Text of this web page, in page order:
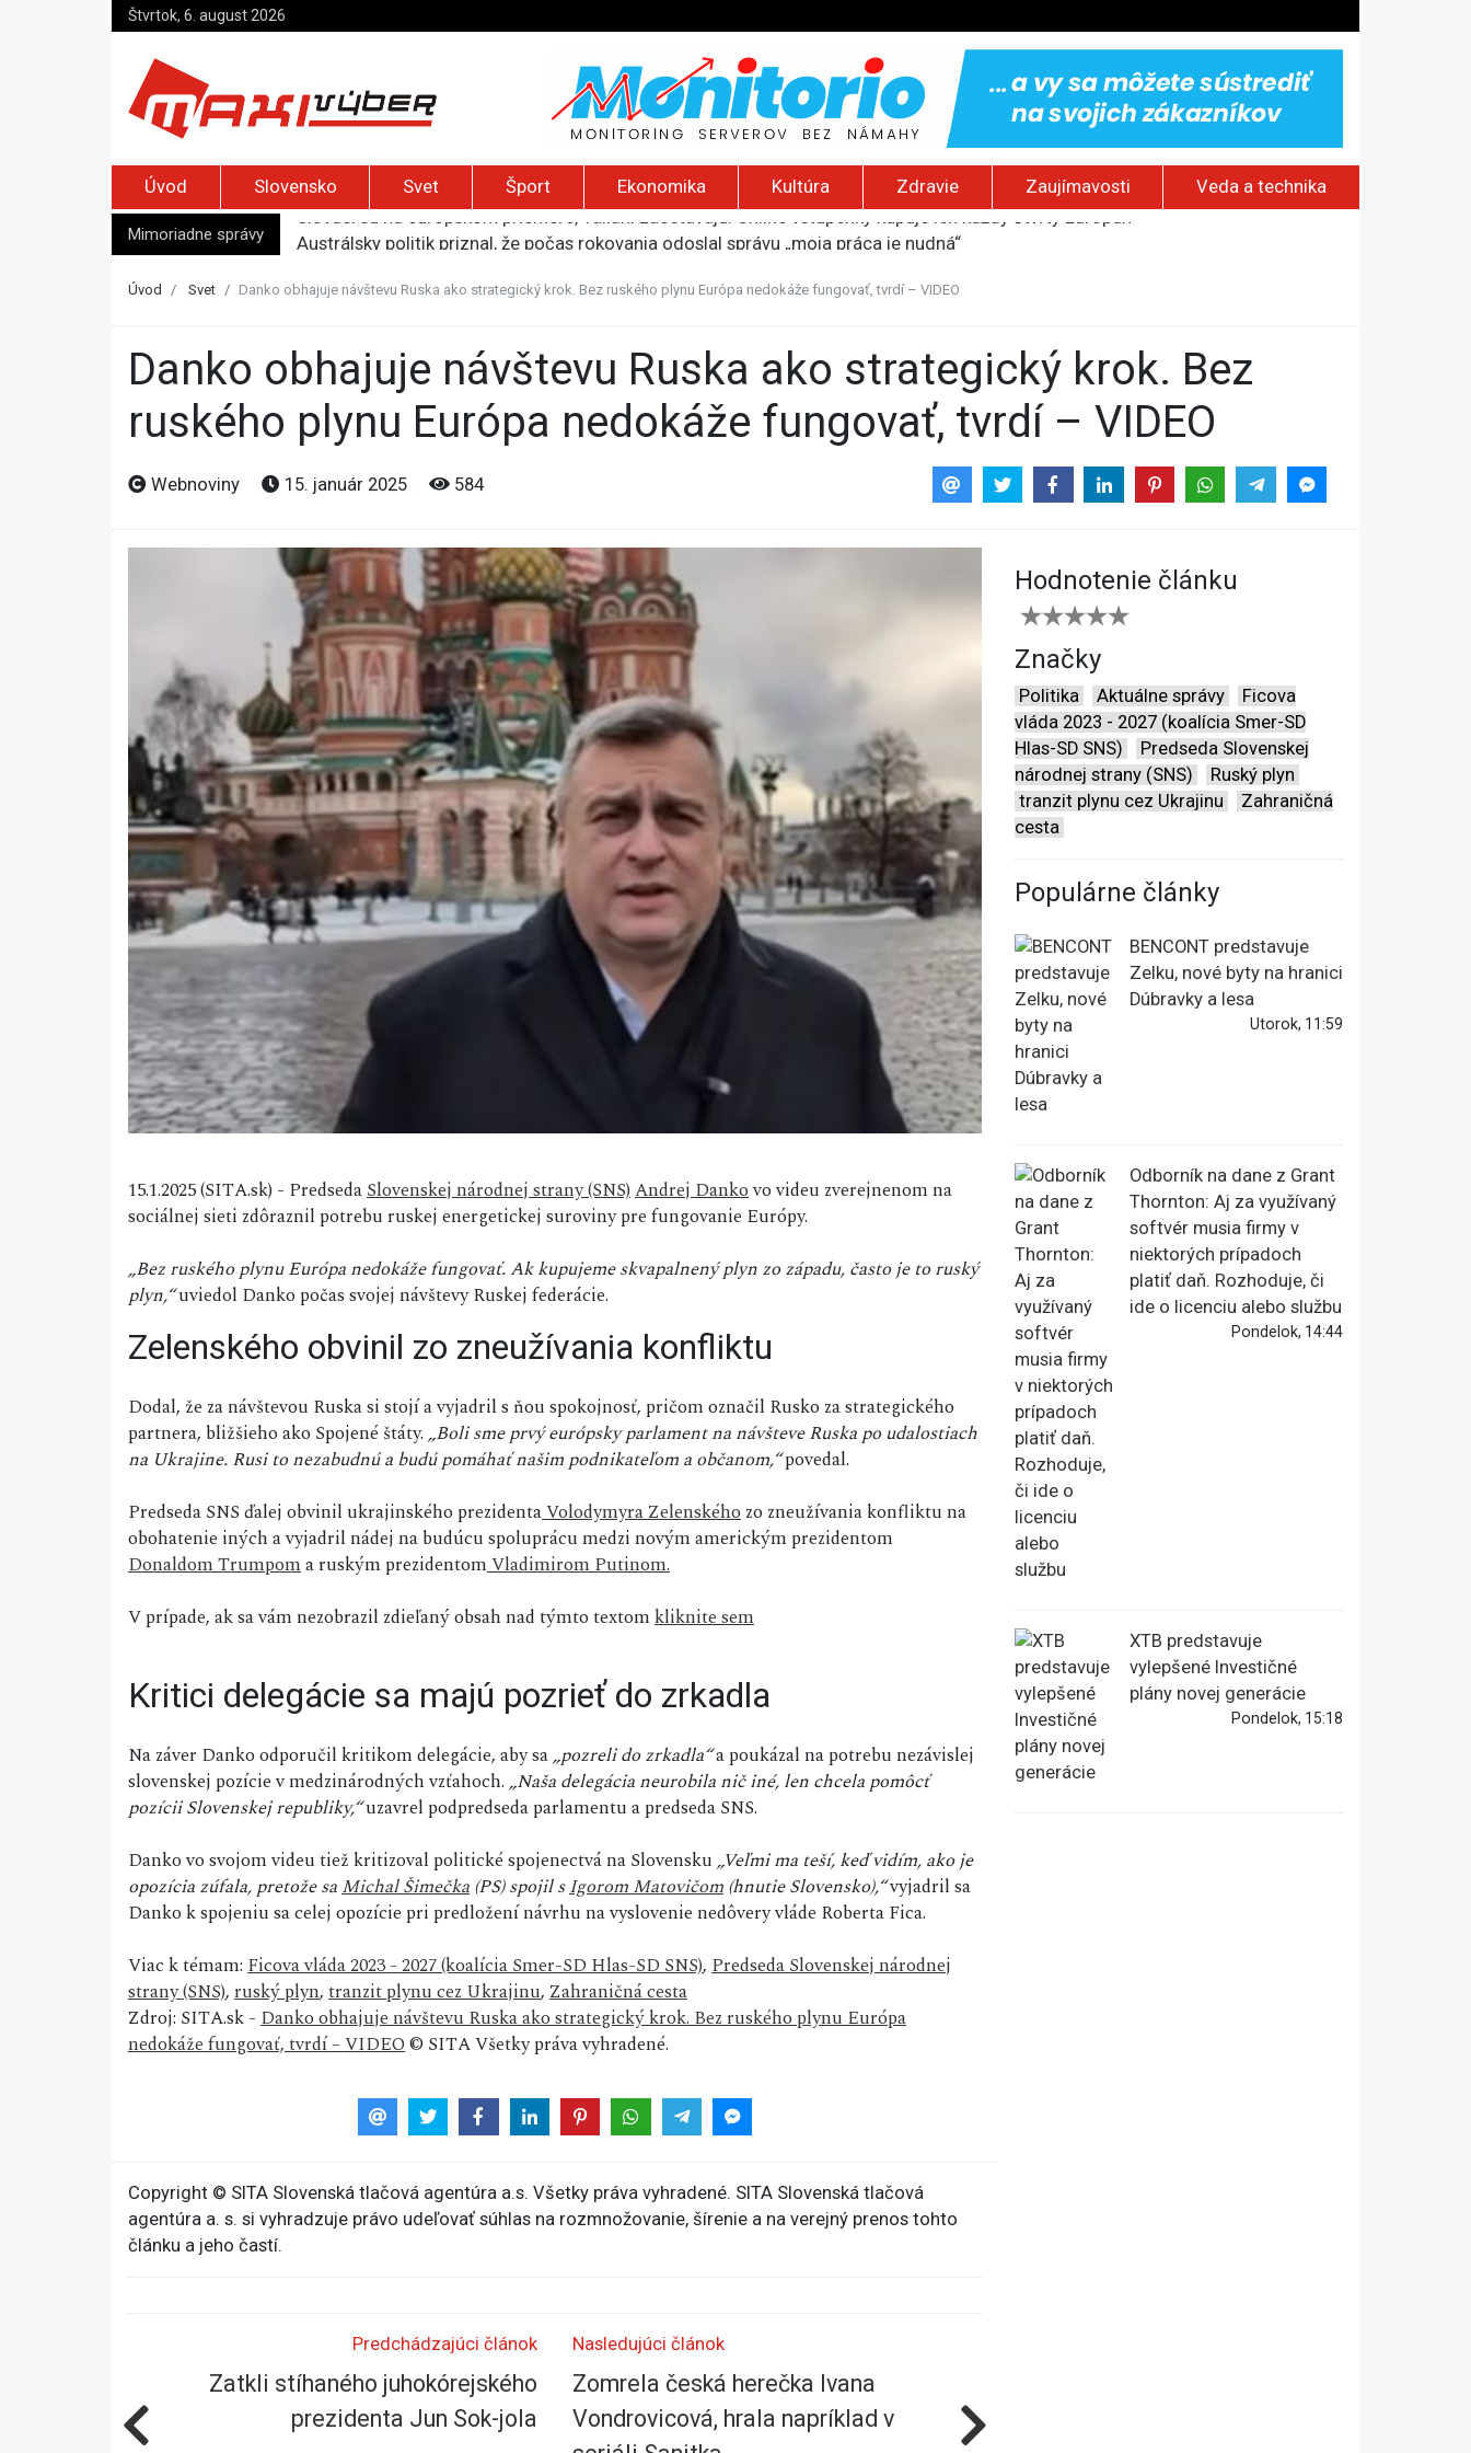
Štvrtok, 6. august 2026
Úvod Slovensko Svet Šport Ekonomika Kultúra Zdravie Zaujímavosti Veda a technika
Mimoriadne správy
Austrálsky politik priznal, že počas rokovania odoslal správu „moja práca je nudná“
Nemecký minister vnútra: Nález dronu s výbušninou na letisku v Lipsku predstavuje novú úroveň hrozby
Úvod Svet Danko obhajuje návštevu Ruska ako strategický krok. Bez ruského plynu Európa nedokáže fungovať, tvrdí – VIDEO
Danko obhajuje návštevu Ruska ako strategický krok. Bez
ruského plynu Európa nedokáže fungovať, tvrdí – VIDEO
Webnoviny 15. január 2025 584
15.1.2025 (SITA.sk) - PredsedaSlovenskej národnej strany (SNS)Andrej Dankovo videu zverejnenom na
sociálnej sieti zdôraznil potrebu ruskej energetickej suroviny pre fungovanie Európy.
„Bez ruského plynu Európa nedokáže fungovať. Ak kupujeme skvapalnený plyn zo západu, často je to ruský
plyn,“uviedol Danko počas svojej návštevy Ruskej federácie.
Zelenského obvinil zo zneužívania konfliktu
Dodal, že za návštevou Ruska si stojí a vyjadril s ňou spokojnosť, pričom označil Rusko za strategického
partnera, bližšieho ako Spojené štáty.„Boli sme prvý európsky parlament na návšteve Ruska po udalostiach
na Ukrajine. Rusi to nezabudnú a budú pomáhať našim podnikateľom a občanom,“povedal.
Predseda SNS ďalej obvinil ukrajinského prezidentaVolodymyra Zelenskéhozo zneužívania konfliktu na
obohatenie iných a vyjadril nádej na budúcu spoluprácu medzi novým americkým prezidentom
Donaldom Trumpoma ruským prezidentomVladimirom Putinom.
V prípade, ak sa vám nezobrazil zdieľaný obsah nad týmto textomkliknite sem
Kritici delegácie sa majú pozrieť do zrkadla
Na záver Danko odporučil kritikom delegácie, aby sa„pozreli do zrkadla“a poukázal na potrebu nezávislej
slovenskej pozície v medzinárodných vzťahoch.„Naša delegácia neurobila nič iné, len chcela pomôcť
pozícii Slovenskej republiky,“uzavrel podpredseda parlamentu a predseda SNS.
Danko vo svojom videu tiež kritizoval politické spojenectvá na Slovensku„Veľmi ma teší, keď vidím, ako je
opozícia zúfala, pretože saMichal Šimečka(PS) spojil sIgorom Matovičom(hnutie Slovensko),“vyjadril sa
Danko k spojeniu sa celej opozície pri predložení návrhu na vyslovenie nedôvery vláde Roberta Fica.
Viac k témam:Ficova vláda 2023 - 2027 (koalícia Smer-SD Hlas-SD SNS),Predseda Slovenskej národnej
strany (SNS),ruský plyn,tranzit plynu cez Ukrajinu,Zahraničná cesta
Zdroj: SITA.sk -Danko obhajuje návštevu Ruska ako strategický krok. Bez ruského plynu Európa
nedokáže fungovať, tvrdí – VIDEO© SITA Všetky práva vyhradené.
Hodnotenie článku
Značky
Politika Aktuálne správy
Ficova
vláda 2023 - 2027 (koalícia Smer-SD
Hlas-SD SNS)
Predseda Slovenskej
národnej strany (SNS)
Ruský plyn
tranzit plynu cez Ukrajinu
Zahraničná
cesta
Populárne články
BENCONT predstavuje
Zelku, nové byty na hranici
Dúbravky a lesa
Utorok, 11:59
Odborník na dane z Grant
Thornton: Aj za využívaný
softvér musia firmy v
niektorých prípadoch
platiť daň. Rozhoduje, či
ide o licenciu alebo službu
Pondelok, 14:44
XTB predstavuje
vylepšené Investičné
plány novej generácie
Pondelok, 15:18
Copyright © SITA Slovenská tlačová agentúra a.s. Všetky práva vyhradené. SITA Slovenská tlačová
agentúra a. s. si vyhradzuje právo udeľovať súhlas na rozmnožovanie, šírenie a na verejný prenos tohto
článku a jeho častí.
Predchádzajúci článok
Zatkli stíhaného juhokórejského
prezidenta Jun Sok-jola
Nasledujúci článok
Zomrela česká herečka Ivana
Vondrovicová, hrala napríklad v